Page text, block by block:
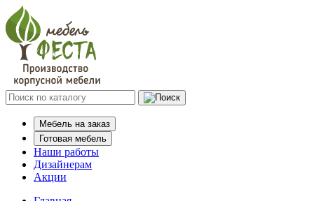
Мебель на заказ
Готовая мебель
Наши работы
Дизайнерам
Акции